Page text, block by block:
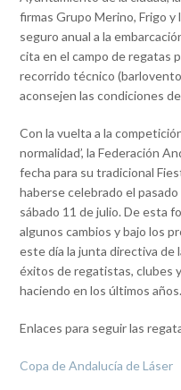
firmas Grupo Merino, Frigo y
seguro anual a la
cita en el campo de regatas
recorrido técnico
aconsejen las condiciones
Con la vuelta a la
normalidad’, la Federación
fecha para su tradicional
haberse celebrado el
sábado 11 de julio. De esta
algunos cambios y bajo los
este día la junta directiva de
éxitos de regatistas, clubes
haciendo en los últimos años.
Enlaces para seguir las
Copa de Andalucía de Láser